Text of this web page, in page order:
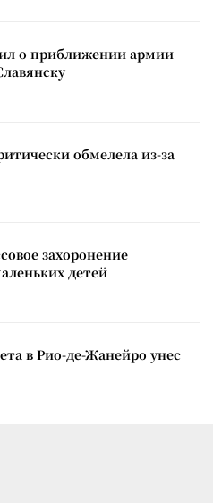
о приближении армии
обмелела из-за
захоронение
детей
в Рио-де-Жанейро унес